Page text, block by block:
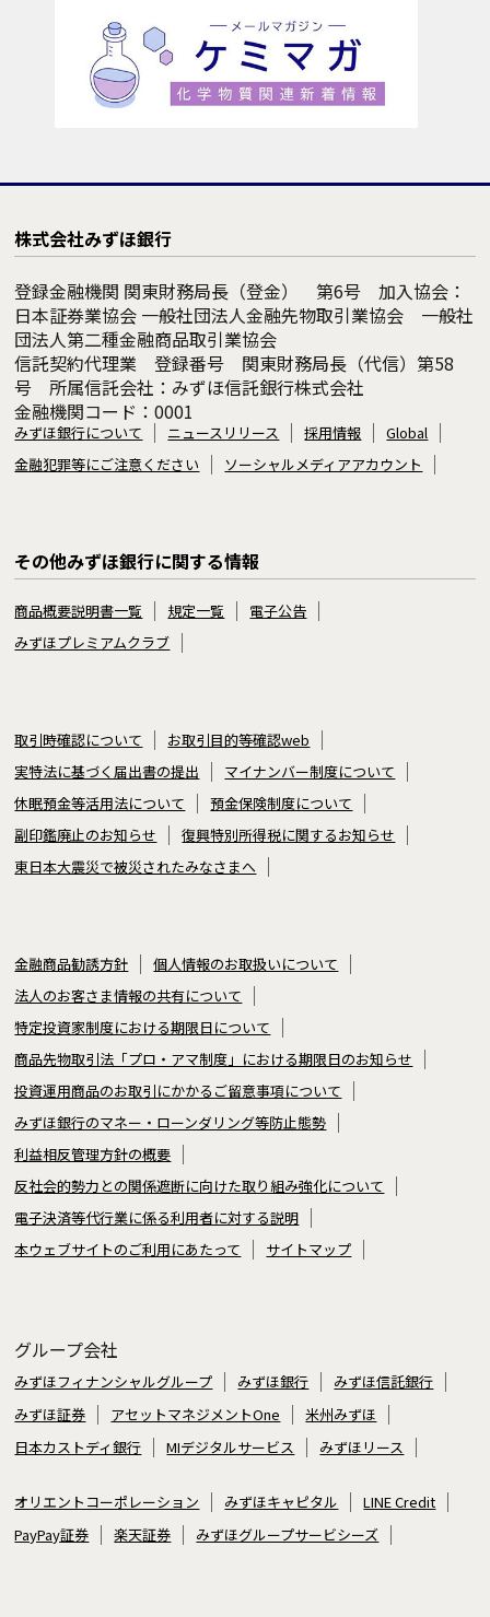
株式会社みずほ銀行
登録金融機関 関東財務局長（登金） 第6号 加入協会：
日本証券業協会 一般社団法人金融先物取引業協会 一般社
団法人第二種金融商品取引業協会
信託契約代理業 登録番号 関東財務局長（代信）第58
号 所属信託会社：みずほ信託銀行株式会社
金融機関コード：0001
みずほ銀行について ニュースリリース 採用情報
Global
金融犯罪等にご注意ください
ソーシャルメディアアカウント
その他みずほ銀行に関する情報
商品概要説明書一覧 規定一覧
電子公告
みずほプレミアムクラブ
取引時確認について
お取引目的等確認web
実特法に基づく届出書の提出
マイナンバー制度について
休眠預金等活用法について
預金保険制度について
副印鑑廃止のお知らせ
復興特別所得税に関するお知らせ
東日本大震災で被災されたみなさまへ
金融商品勧誘方針
個人情報のお取扱いについて
法人のお客さま情報の共有について
特定投資家制度における期限日について
商品先物取引法「プロ・アマ制度」における期限日のお知らせ
投資運用商品のお取引にかかるご留意事項について
みずほ銀行のマネー・ローンダリング等防止態勢
利益相反管理方針の概要
反社会的勢力との関係遮断に向けた取り組み強化について
電子決済等代行業に係る利用者に対する説明
本ウェブサイトのご利用にあたって
サイトマップ
グループ会社
みずほフィナンシャルグループ みずほ銀行
みずほ信託銀行
みずほ証券
アセットマネジメントOne
米州みずほ
日本カストディ銀行
MIデジタルサービス みずほリース
オリエントコーポレーション みずほキャピタル
LINE Credit
PayPay証券
楽天証券 みずほグループサービシーズ